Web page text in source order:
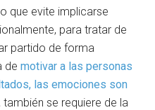
que evite implicarse
para tratar de
partido de forma
demotivar a las personas
las emociones son
también se requiere de la